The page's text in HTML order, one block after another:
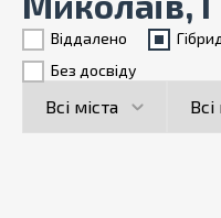
Віддалено
Без досвіду